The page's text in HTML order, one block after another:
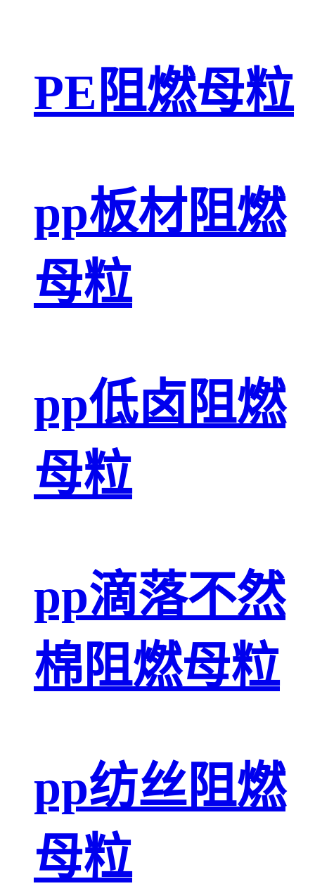
PE阻燃母粒
pp板材阻燃
母粒
pp低卤阻燃
母粒
pp滴落不然
棉阻燃母粒
pp纺丝阻燃
母粒